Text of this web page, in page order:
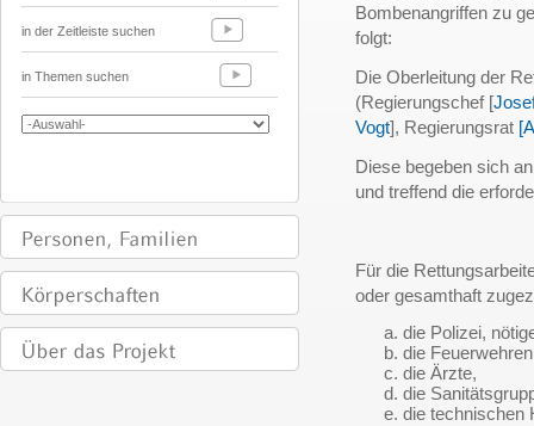
in der Zeitleiste suchen
in Themen suchen
Bombenangriffen zu
folgt:
Die Oberleitung der
(Regierungschef [
Vogt], Regierungsrat
Diese begeben sich
und treffend die
Für die
oder gesamthaft
die Polizei,
die
die Ärzte,
die
die technischen